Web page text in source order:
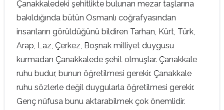
Çanakkaledeki şehitlikte bulunan mezar taşlarına
bakıldığında bütün Osmanlı coğrafyasından
insanların görüldüğünü bildiren Tarhan, Kürt, Türk,
Arap, Laz, Çerkez, Boşnak milliyet duygusu
kurmadan Çanakkalede şehit olmuşlar. Çanakkale
ruhu budur, bunun öğretilmesi gerekir. Çanakkale
ruhu sözlerle değil duygularla öğretilmesi gerekir.
Genç nüfusa bunu aktarabilmek çok önemlidir.